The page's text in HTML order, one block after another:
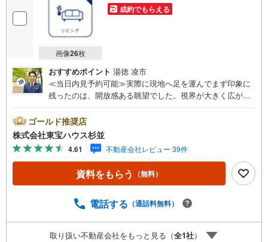
画像26枚
成約でもらえる
おすすめポイント 湯徳 凌市
≪当日内見予約可能≫実際に現地へ足を運んでまず印象に
残ったのは、開放感ある眺望でした。視界が大きく広が
住まいです。また、笹塚駅徒歩4分という利便性がありなが
ら、大通りに面していないため室内は落ち着いた雰囲気。
駅近で静かな住環境を求める方には特におすすめしたい一
邸です。リノベーション済の3LDKは、ご家族で暮らしやす
い使いやすい間取り。
ゴールド推奨店
株式会社東宝ハウス杉並
4.61 不動産会社レビュー 39件
資料をもらう （無料）
電話する （通話料無料）
取り扱い不動産会社をもっと見る（全1社）